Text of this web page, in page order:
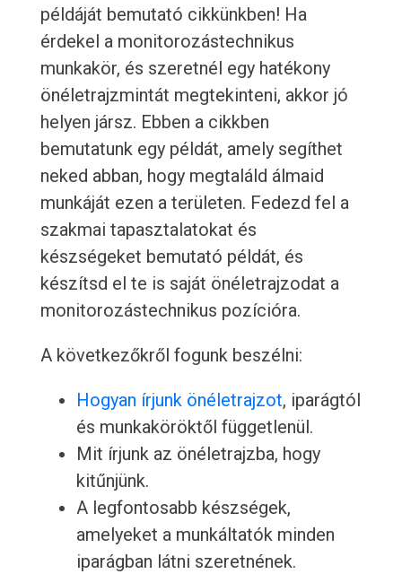
példáját bemutató cikkünkben! Ha
érdekel a monitorozástechnikus
munkakör, és szeretnél egy hatékony
önéletrajzmintát megtekinteni, akkor jó
helyen jársz. Ebben a cikkben
bemutatunk egy példát, amely segíthet
neked abban, hogy megtaláld álmaid
munkáját ezen a területen. Fedezd fel a
szakmai tapasztalatokat és
készségeket bemutató példát, és
készítsd el te is saját önéletrajzodat a
monitorozástechnikus pozícióra.
A következőkről fogunk beszélni:
Hogyan írjunk önéletrajzot, iparágtól
és munkaköröktől függetlenül.
Mit írjunk az önéletrajzba, hogy
kitűnjünk.
A legfontosabb készségek,
amelyeket a munkáltatók minden
iparágban látni szeretnének.